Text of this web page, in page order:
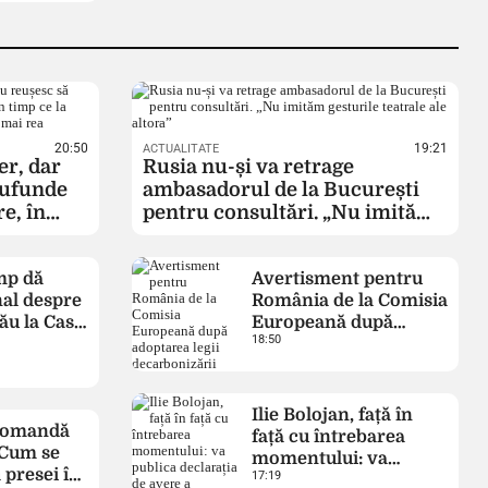
Sfânta Teodora de
la Sihla, ocrotitoarea
Povestea româncei care
a ales viața în singurătate
pentru credință
02:00Val de reclamații
la Garda de Mediu Iași
împotriva proprietarilor
drastice în această lună
02:00A dat-o de gard
tare
20:50
dar
în
dă
despre
la Casa
să îl
se
presei în
ACTUALITATE 19:21
Rusia nu-și va retrage
ambasadorul de la București
pentru consultări. „Nu imităm
Avertisment pentru
România de la Comisia
Europeană după
adoptarea legii
18:50
Ilie Bolojan, față în
față cu întrebarea
momentului: va
publica declarația de
17:19